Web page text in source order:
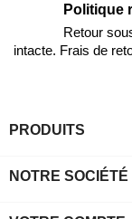
Politique
Retour
intacte. Frais de
PRODUITS
NOTRE SOCIÉTÉ